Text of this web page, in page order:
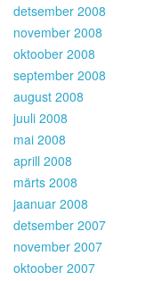
detsember 2008
november 2008
oktoober 2008
september 2008
august 2008
juuli 2008
mai 2008
aprill 2008
märts 2008
jaanuar 2008
detsember 2007
november 2007
oktoober 2007